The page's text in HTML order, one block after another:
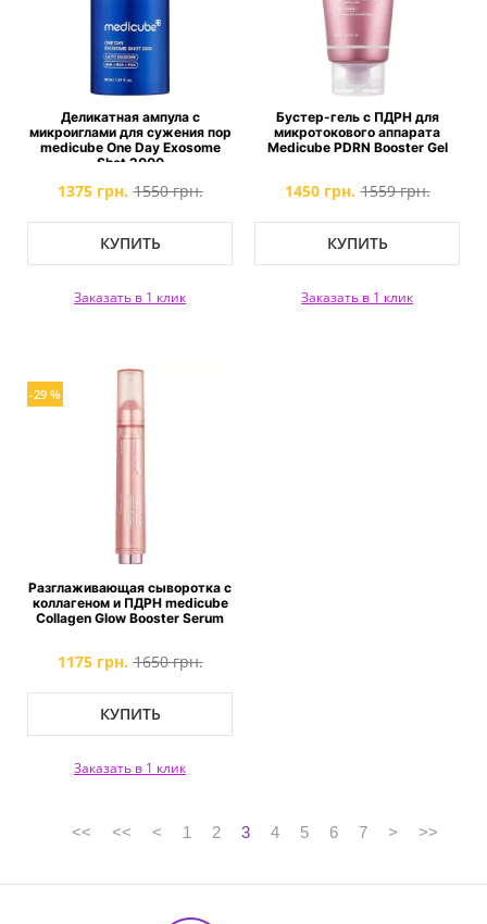
Деликатная ампула с
микроиглами для сужения пор
medicube One Day Exosome
Shot 2000
1375 грн. 1550 грн.
КУПИТЬ
Заказать в 1 клик
Бустер-гель с ПДРН для
микротокового аппарата
Medicube PDRN Booster Gel
1450 грн. 1559 грн.
КУПИТЬ
Заказать в 1 клик
-29 %
Разглаживающая сыворотка с
коллагеном и ПДРН medicube
Collagen Glow Booster Serum
1175 грн. 1650 грн.
КУПИТЬ
Заказать в 1 клик
<< << < 1 2 3 4 5 6 7 > >>